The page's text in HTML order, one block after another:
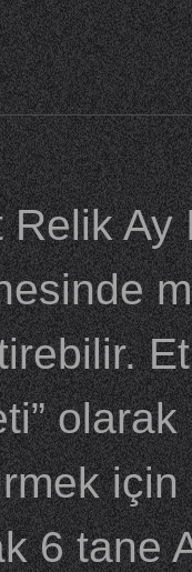
Ay
olarak
6 tane